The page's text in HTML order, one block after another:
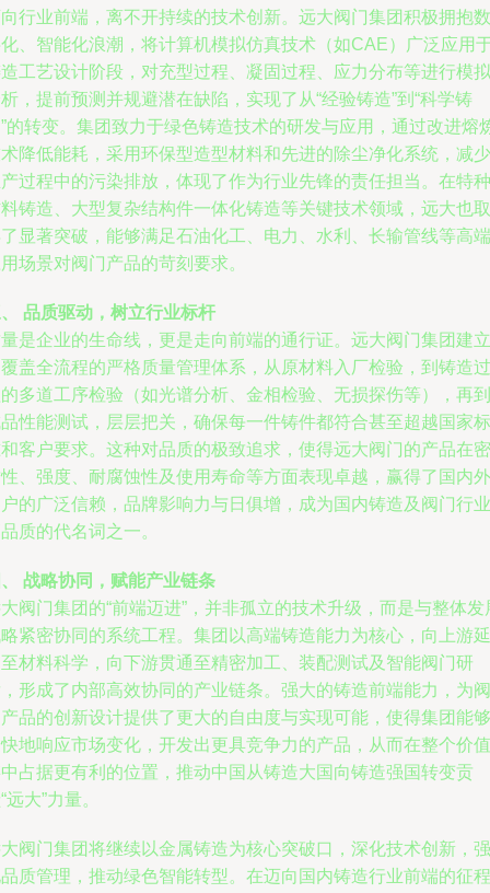
行业前端，离不开持续的技术创新。远大阀门集团积极拥抱数
、智能化浪潮，将计算机模拟仿真技术（如CAE）广泛应用
工艺设计阶段，对充型过程、凝固过程、应力分布等进行模拟
，提前预测并规避潜在缺陷，实现了从“经验铸造”到“科学铸
的转变。集团致力于绿色铸造技术的研发与应用，通过改进熔
降低能耗，采用环保型造型材料和先进的除尘净化系统，减少
过程中的污染排放，体现了作为行业先锋的责任担当。在特种
铸造、大型复杂结构件一体化铸造等关键技术领域，远大也取
显著突破，能够满足石油化工、电力、水利、长输管线等高端
场景对阀门产品的苛刻要求。
品质驱动，树立行业标杆
是企业的生命线，更是走向前端的通行证。远大阀门集团建立
盖全流程的严格质量管理体系，从原材料入厂检验，到铸造过
多道工序检验（如光谱分析、金相检验、无损探伤等），再到
性能测试，层层把关，确保每一件铸件都符合甚至超越国家标
客户要求。这种对品质的极致追求，使得远大阀门的产品在密
、强度、耐腐蚀性及使用寿命等方面表现卓越，赢得了国内外
的广泛信赖，品牌影响力与日俱增，成为国内铸造及阀门行业
质的代名词之一。
战略协同，赋能产业链条
阀门集团的“前端迈进”，并非孤立的技术升级，而是与整体发
紧密协同的系统工程。集团以高端铸造能力为核心，向上游延
材料科学，向下游贯通至精密加工、装配测试及智能阀门研
形成了内部高效协同的产业链条。强大的铸造前端能力，为阀
品的创新设计提供了更大的自由度与实现可能，使得集团能够
地响应市场变化，开发出更具竞争力的产品，从而在整个价值
占据更有利的位置，推动中国从铸造大国向铸造强国转变贡
远大”力量。
阀门集团将继续以金属铸造为核心突破口，深化技术创新，强
质管理，推动绿色智能转型。在迈向国内铸造行业前端的征程